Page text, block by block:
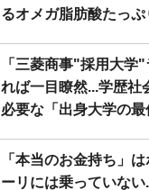
るオメガ脂肪酸たっぷ
「三菱商事"採用大学
れば一目瞭然...学歴社
必要な「出身大学の最
「本当のお金持ち」
ーリには乗っていな